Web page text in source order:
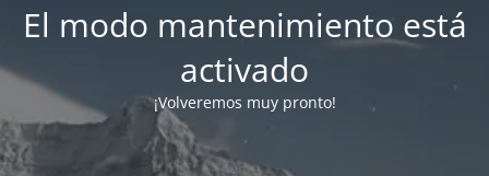
El modo mantenimiento está
activado
¡Volveremos muy pronto!